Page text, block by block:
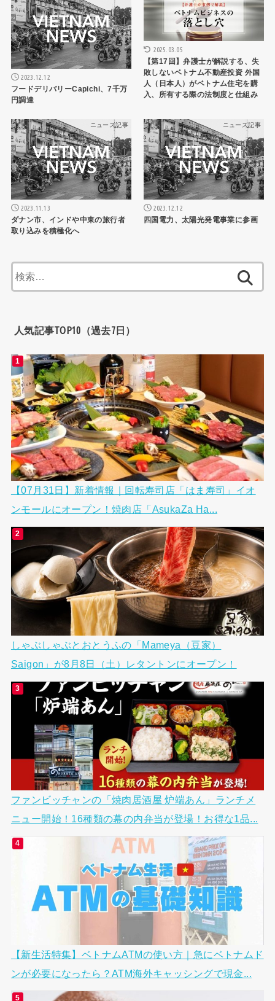
2023.12.12
フードデリバリーCapichi、7千万
円調達
2025.03.05
【第17回】弁護士が解説する、失
敗しないベトナム不動産投資 外国
人（日本人）がベトナム住宅を購
入、所有する際の法制度と仕組み
ニュース記事
2023.11.13
ダナン市、インドや中東の旅行者
取り込みを積極化へ
ニュース記事
2023.12.12
四国電力、太陽光発電事業に参画
索:
人気記事TOP10（過去7日）
【07月31日】新着情報｜回転寿司店「はま寿司」イオ
ンモールにオープン！焼肉店「AsukaZa Ha...
しゃぶしゃぶとおとうふの「Mameya（豆家）
Saigon」が8月8日（土）レタントンにオープン！
ファンビッチャンの「焼肉居酒屋 炉端あん」ランチメ
ニュー開始！16種類の幕の内弁当が登場！お得な1品...
【新生活特集】ベトナムATMの使い方｜急にベトナムド
ンが必要になったら？ATM海外キャッシングで現金...